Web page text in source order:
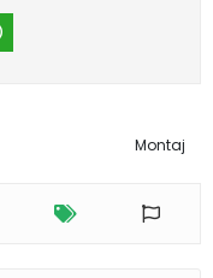
Montaj